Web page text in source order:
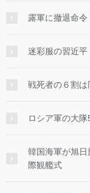
露軍に撤退命
迷彩服の習近
戦死者の６割
ロシア軍の大
韓国海軍が旭
際観艦式